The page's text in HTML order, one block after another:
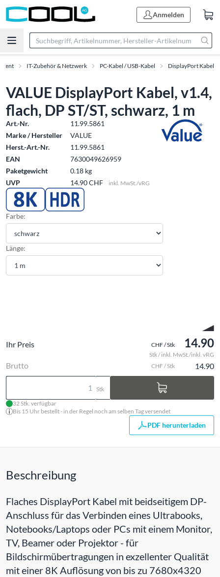
Anmelden
IT-Zubehör & Netzwerk PC-Kabel / USB-Kabel DisplayPort Kabel
VALUE DisplayPort Kabel, v1.4,
flach, DP ST/ST, schwarz, 1 m
Art.-Nr.
11.99.5861
Marke / Hersteller
VALUE
Herst.-Art.-Nr.
11.99.5861
EAN
7630049626959
Paketgewicht
0.18 kg
UVP
14.90 CHF inkl. MwSt./vRG
Farbe:
Länge:
Ihr Preis CHF / Stk 14.90
Stk / inkl. MwSt./inkl. vRG
Brutto CHF / Stk 14.90
Stk
32 Stk. verfügbar
Bis 15 Uhr bestellt - in der Regel noch am selben Tag versendet
PDF herunterladen
Beschreibung
Flaches DisplayPort Kabel mit beidseitigem DP-
Anschluss für das Verbinden eines Ultrabooks,
Notebooks/Laptops oder PCs mit einem Monitor,
TV, Beamer oder Projektor - für
Bildschirmübertragungen in exzellenter Qualität
mit einer 8K Auflösung von bis zu 7680x4320